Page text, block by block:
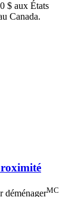
$ aux États
Canada.
déménagerMC